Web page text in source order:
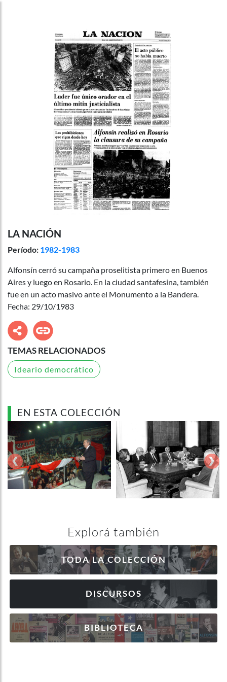
LA NACIÓN
Período: 1982-1983
Alfonsín cerró su campaña proselitista primero en Buenos
Aires y luego en Rosario. En la ciudad santafesina, también
fue en un acto masivo ante el Monumento a la Bandera.
Fecha: 29/10/1983
TEMAS RELACIONADOS
Ideario democrático
EN ESTA COLECCIÓN
‹ ›
Explorá también
TODA LA COLECCIÓN
DISCURSOS
BIBLIOTECA